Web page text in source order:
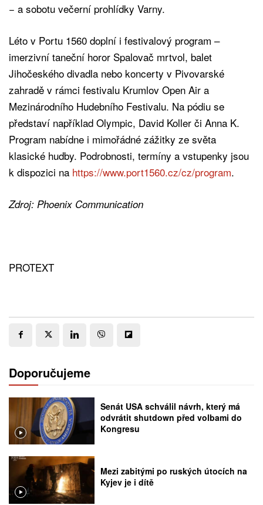
− a sobotu večerní prohlídky Varny.
Léto v Portu 1560 doplní i festivalový program –
imerzivní taneční horor Spalovač mrtvol, balet
Jihočeského divadla nebo koncerty v Pivovarské
zahradě v rámci festivalu Krumlov Open Air a
Mezinárodního Hudebního Festivalu. Na pódiu se
představí například Olympic, David Koller či Anna K.
Program nabídne i mimořádné zážitky ze světa
klasické hudby. Podrobnosti, termíny a vstupenky jsou
k dispozici na https://www.port1560.cz/cz/program.
Zdroj: Phoenix Communication
PROTEXT
Doporučujeme
Senát USA schválil návrh, který má
odvrátit shutdown před volbami do
Kongresu
Mezi zabitými po ruských útocích na
Kyjev je i dítě